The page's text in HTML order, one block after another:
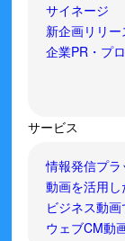
サイネージ
新企画リリー
企業PR・プ
サービス
情報発信プ
動画を活用
ビジネス動
ウェブCM動